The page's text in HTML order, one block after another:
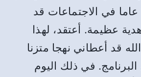
موجودا قبل 13 عاما في الاجتماعات قد
عظيمة. أعتقد، لهذا
قد أعطاني نهجا متزنا
في ذلك اليوم